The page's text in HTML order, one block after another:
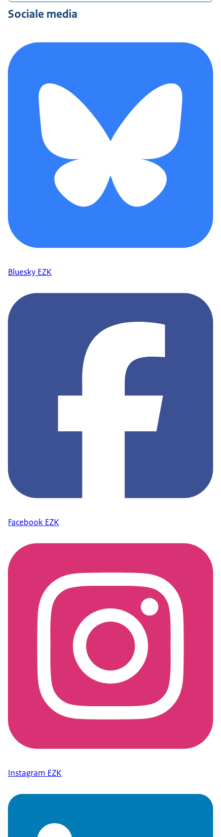
Sociale media
Bluesky EZK
Facebook EZK
Instagram EZK